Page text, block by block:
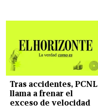
Tras accidentes, PCNL
llama a frenar el
exceso de velocidad